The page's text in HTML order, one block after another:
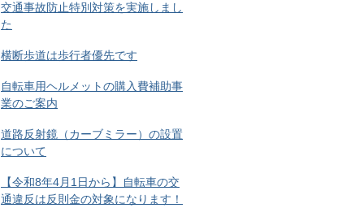
交通事故防止特別対策を実施しまし
た
横断歩道は歩行者優先です
自転車用ヘルメットの購入費補助事
業のご案内
道路反射鏡（カーブミラー）の設置
について
【令和8年4月1日から】自転車の交
通違反は反則金の対象になります！